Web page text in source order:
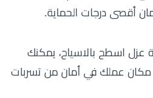
أقصى درجات الحماية.
عزل اسطح بالاسياح، يمكنك
مكان عملك في أمان من تسربات